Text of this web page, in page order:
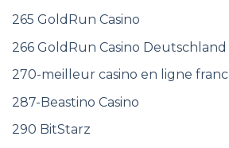
265 GoldRun Casino
266 GoldRun Casino Deutschland
270-meilleur casino en ligne
287-Beastino Casino
290 BitStarz